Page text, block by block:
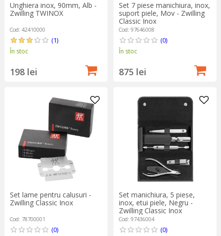
Unghiera inox, 90mm, Alb -
Zwilling TWINOX
Cod: 42410000
(1)
În stoc
198 lei
Set 7 piese manichiura, inox,
suport piele, Mov - Zwilling
Classic Inox
Cod: 97646008
(0)
În stoc
875 lei
Set lame pentru calusuri -
Zwilling Classic Inox
Cod: 78700001
(0)
Set manichiura, 5 piese,
inox, etui piele, Negru -
Zwilling Classic Inox
Cod: 97436004
(0)